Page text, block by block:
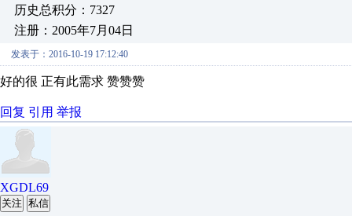
历史总积分：7327
注册：2005年7月04日
发表于：2016-10-19 17:12:40
好的很 正有此需求 赞赞赞
回复 引用 举报
XGDL69
关注 私信